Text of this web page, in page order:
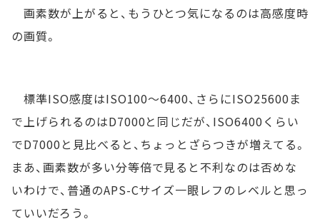
画素数が上がると、もうひとつ気になるのは高感度時
の画質。
標準ISO感度はISO100～6400、さらにISO25600ま
で上げられるのはD7000と同じだが、ISO6400くらい
でD7000と見比べると、ちょっとざらつきが増えてる。
まあ、画素数が多い分等倍で見ると不利なのは否めな
いわけで、普通のAPS-Cサイズ一眼レフのレベルと思っ
ていいだろう。